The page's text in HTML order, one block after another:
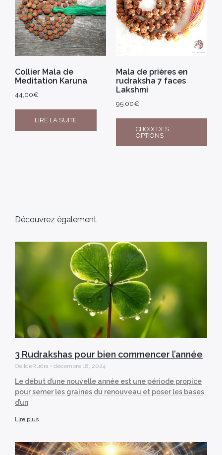
Collier Mala de
Meditation Karuna
44,00€
LIRE LA SUITE
Mala de prières en
rudraksha 7 faces
Lakshmi
95,00€
CHOIX DES
OPTIONS
Découvrez également
3 Rudrakshas pour bien commencer l’année
OeildeRudra décembre 18, 2024
Le début d’une nouvelle année est une période propice
pour semer les graines du renouveau et poser les bases
d’un
Lire plus